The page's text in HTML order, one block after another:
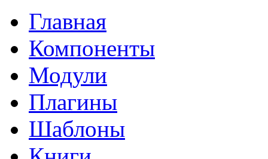
Главная
Компоненты
Модули
Плагины
Шаблоны